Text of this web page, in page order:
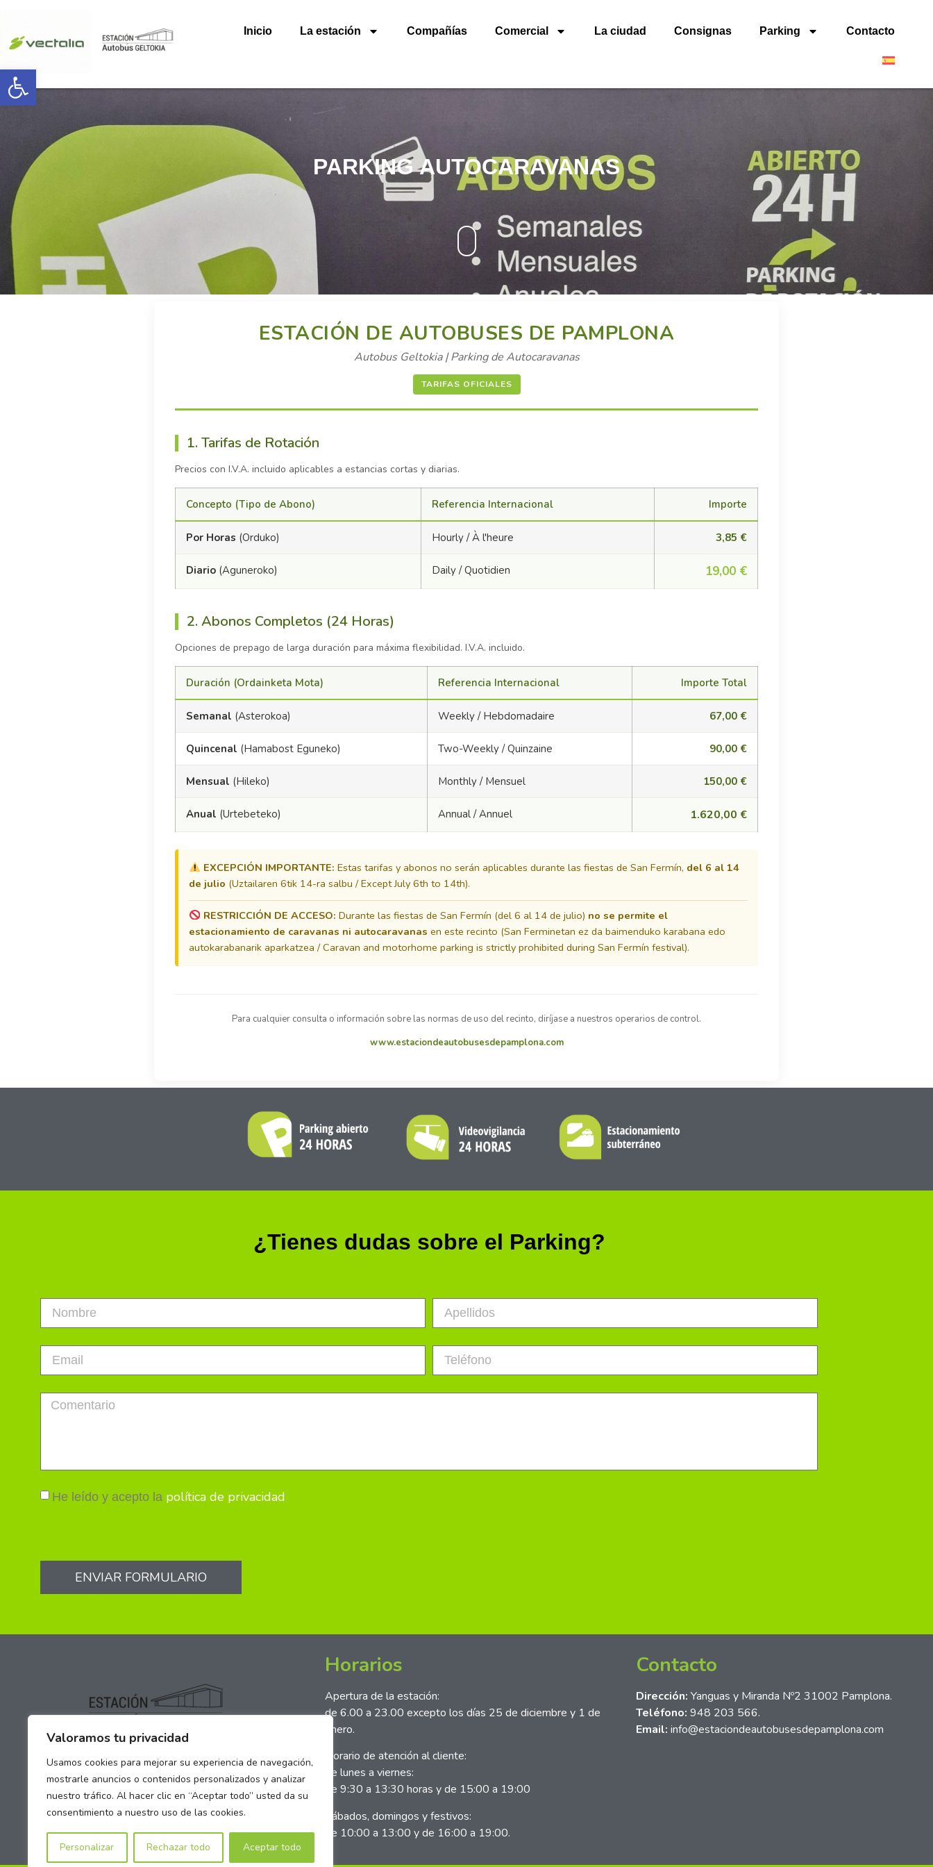
Abrir barra de herramientas
Valoramos tu privacidad
Usamos cookies para mejorar su experiencia de navegación,
mostrarle anuncios o contenidos personalizados y analizar
nuestro tráfico. Al hacer clic en “Aceptar todo” usted da su
consentimiento a nuestro uso de las cookies.
Personalizar Rechazar todo Aceptar todo
Inicio La estación Compañías Comercial La ciudad Consignas Parking Contacto
PARKING AUTOCARAVANAS
ESTACIÓN DE AUTOBUSES DE PAMPLONA
Autobus Geltokia | Parking de Autocaravanas
TARIFAS OFICIALES
1. Tarifas de Rotación
Precios con I.V.A. incluido aplicables a estancias cortas y diarias.
Concepto (Tipo de Abono) Referencia Internacional Importe
Por Horas (Orduko) Hourly / À l'heure 3,85 €
Diario (Aguneroko) Daily / Quotidien 19,00 €
2. Abonos Completos (24 Horas)
Opciones de prepago de larga duración para máxima flexibilidad. I.V.A. incluido.
Duración (Ordainketa Mota) Referencia Internacional Importe Total
Semanal (Asterokoa) Weekly / Hebdomadaire 67,00 €
Quincenal (Hamabost Eguneko) Two-Weekly / Quinzaine 90,00 €
Mensual (Hileko) Monthly / Mensuel 150,00 €
Anual (Urtebeteko) Annual / Annuel 1.620,00 €
EXCEPCIÓN IMPORTANTE: Estas tarifas y abonos no serán aplicables durante las fiestas de San Fermín, del 6 al 14
de julio (Uztailaren 6tik 14-ra salbu / Except July 6th to 14th).
RESTRICCIÓN DE ACCESO: Durante las fiestas de San Fermín (del 6 al 14 de julio) no se permite el
estacionamiento de caravanas ni autocaravanas en este recinto (San Ferminetan ez da baimenduko karabana edo
autokarabanarik aparkatzea / Caravan and motorhome parking is strictly prohibited during San Fermín festival).
Para cualquier consulta o información sobre las normas de uso del recinto, diríjase a nuestros operarios de control.
www.estaciondeautobusesdepamplona.com
¿Tienes dudas sobre el Parking?
He leído y acepto la política de privacidad
ENVIAR FORMULARIO
Horarios
Apertura de la estación:
de 6.00 a 23.00 excepto los días 25 de diciembre y 1 de
enero.
Horario de atención al cliente:
de lunes a viernes:
de 9:30 a 13:30 horas y de 15:00 a 19:00
Sábados, domingos y festivos:
de 10:00 a 13:00 y de 16:00 a 19:00.
Contacto
Dirección: Yanguas y Miranda Nº2 31002 Pamplona.
Teléfono: 948 203 566.
Email: info@estaciondeautobusesdepamplona.com